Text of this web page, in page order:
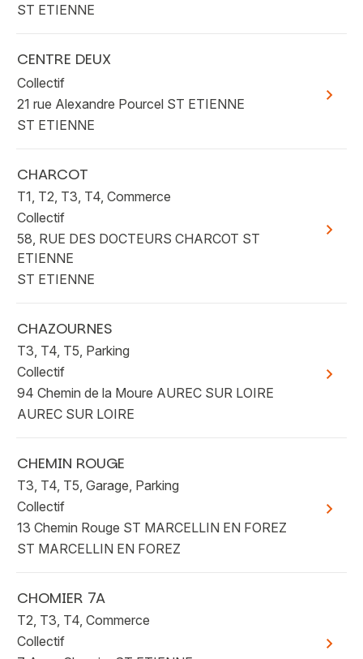
ST ETIENNE
CENTRE DEUX
Collectif
21 rue Alexandre Pourcel ST ETIENNE
ST ETIENNE
Voir
CHARCOT
T1, T2, T3, T4, Commerce
Collectif
58, RUE DES DOCTEURS CHARCOT ST
ETIENNE
ST ETIENNE
Voir
CHAZOURNES
T3, T4, T5, Parking
Collectif
94 Chemin de la Moure AUREC SUR LOIRE
AUREC SUR LOIRE
Voir
CHEMIN ROUGE
T3, T4, T5, Garage, Parking
Collectif
13 Chemin Rouge ST MARCELLIN EN FOREZ
ST MARCELLIN EN FOREZ
Voir
CHOMIER 7A
T2, T3, T4, Commerce
Collectif
Voir